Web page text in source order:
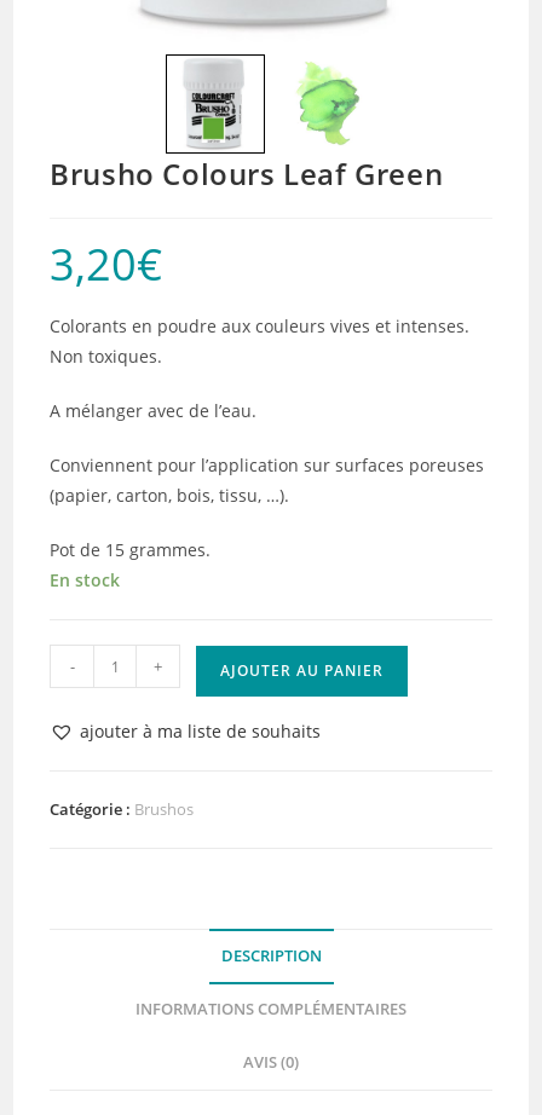
Brusho Colours Leaf Green
3,20€
Colorants en poudre aux couleurs vives et intenses.
Non toxiques.
A mélanger avec de l’eau.
Conviennent pour l’application sur surfaces poreuses
(papier, carton, bois, tissu, …).
Pot de 15 grammes.
En stock
quantité
de
Brusho
Colours
Green
- + AJOUTER AU PANIER
ajouter à ma liste de souhaits
Catégorie : Brushos
DESCRIPTION
INFORMATIONS COMPLÉMENTAIRES
AVIS (0)